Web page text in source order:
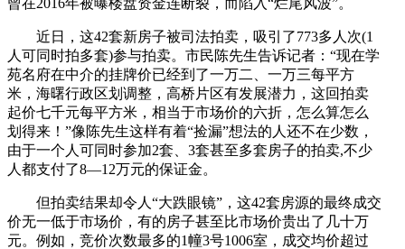
近日，这42套新房子被司法拍卖，吸引了773多人次(1
人可同时拍多套)参与拍卖。市民陈先生告诉记者：“现在学
苑名府在中介的挂牌价已经到了一万二、一万三每平方
米，海曙行政区划调整，高桥片区有发展潜力，这回拍卖
起价七千元每平方米，相当于市场价的六折，怎么算怎么
划得来！”像陈先生这样有着“捡漏”想法的人还不在少数，
由于一个人可同时参加2套、3套甚至多套房子的拍卖,不少
人都支付了8—12万元的保证金。
但拍卖结果却令人“大跌眼镜”，这42套房源的最终成交
价无一低于市场价，有的房子甚至比市场价贵出了几十万
元。例如，竞价次数最多的1幢3号1006室，成交均价超过